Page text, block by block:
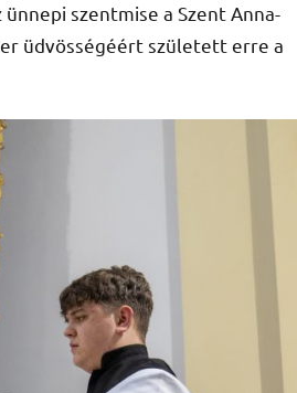
szentmise a Szent Anna-
üdvösségéért született erre a